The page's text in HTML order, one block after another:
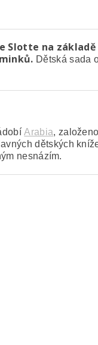
na
Dětská sada
Arabia,
dětských
nesnázím.